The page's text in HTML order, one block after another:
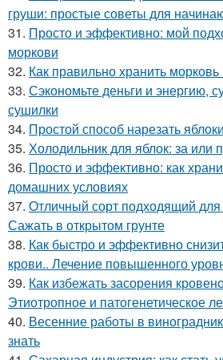
груши: простые советы для
31. Просто и эффективно: мой
моркови
32. Как правильно хранить
33. Сэкономьте деньги и энергию,
сушилки
34. Простой способ нарезать
35. Холодильник для яблок: за или
36. Просто и эффективно: как
домашних условиях
37. Отличный сорт подходящий
Сажать в открытом грунте
38. Как быстро и эффективно
крови.. Лечение повышенного
39. Как избежать засорения
Этиотропное и патогенетическое
40. Весенние работы в
знать